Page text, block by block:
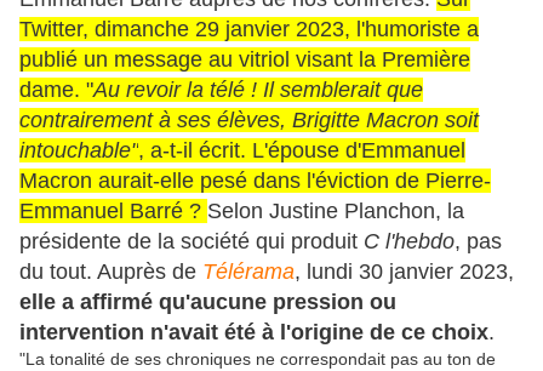
Twitter, dimanche 29 janvier 2023, l'humoriste a
publié un message au vitriol visant la Première
dame. "Au revoir la télé ! Il semblerait que
contrairement à ses élèves, Brigitte Macron soit
intouchable", a-t-il écrit. L'épouse d'Emmanuel
Macron aurait-elle pesé dans l'éviction de Pierre-
Emmanuel Barré ? Selon Justine Planchon, la
présidente de la société qui produit C l'hebdo, pas
du tout. Auprès de Télérama, lundi 30 janvier 2023,
elle a affirmé qu'aucune pression ou
intervention n'avait été à l'origine de ce choix.
"La tonalité de ses chroniques ne correspondait pas au ton de